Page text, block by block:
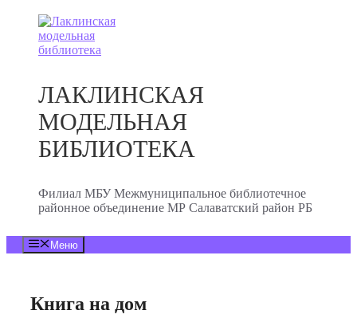
Перейти
содержимому
ЛАКЛИНСКАЯ
МОДЕЛЬНАЯ
БИБЛИОТЕКА
Филиал МБУ Межмуниципальное библиотечное
районное объединение МР Салаватский район РБ
Меню
Книга на дом